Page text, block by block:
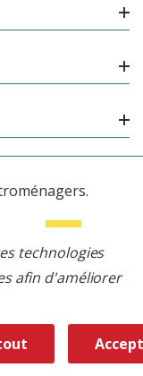
technologies
afin d'améliorer